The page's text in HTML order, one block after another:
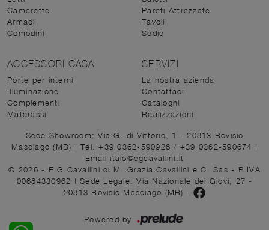
Camerette
Armadi
Comodini
Pareti Attrezzate
Tavoli
Sedie
ACCESSORI CASA
Porte per interni
Illuminazione
Complementi
Materassi
SERVIZI
La nostra azienda
Contattaci
Cataloghi
Realizzazioni
Sede Showroom: Via G. di Vittorio, 1 - 20813 Bovisio
Masciago (MB) | Tel. +39 0362-590928/ +39 0362-590674 |
Email italo@egcavallini.it
© 2026 - E.G.Cavallini di M. Grazia Cavallini e C. Sas - P.IVA
00684330962 | Sede Legale: Via Nazionale dei Giovi, 27 -
20813 Bovisio Masciago (MB) -
Powered by